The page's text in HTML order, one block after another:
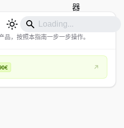
器
，按照本指南一步一步操作。